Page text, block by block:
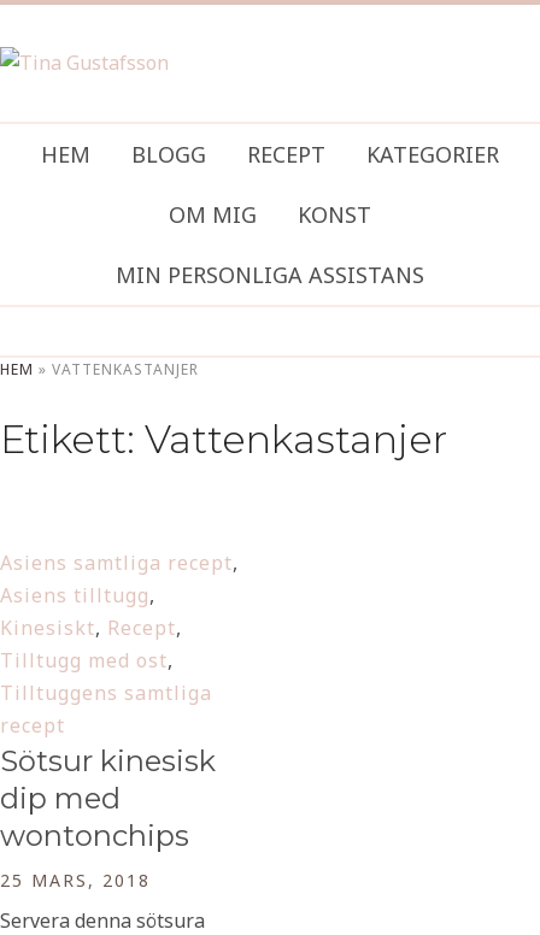
HEM BLOGG RECEPT KATEGORIER
OM MIG KONST
MIN PERSONLIGA ASSISTANS
HEM » VATTENKASTANJER
Etikett: Vattenkastanjer
Asiens samtliga recept,
Asiens tilltugg,
Kinesiskt, Recept,
Tilltugg med ost,
Tilltuggens samtliga
recept
Sötsur kinesisk
dip med
wontonchips
25 MARS, 2018
Servera denna sötsura